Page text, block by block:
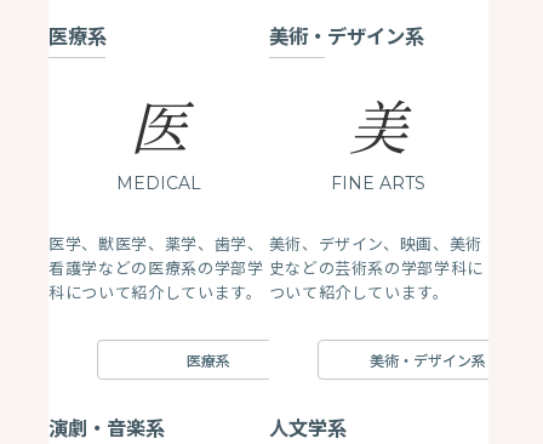
医療系
医
MEDICAL
医学、獣医学、薬学、歯学、
看護学などの医療系の学部学
科について紹介しています。
医療系
美術・デザイン系
美
FINE ARTS
美術、デザイン、映画、美術
史などの芸術系の学部学科に
ついて紹介しています。
美術・デザイン系
演劇・音楽系 人文学系